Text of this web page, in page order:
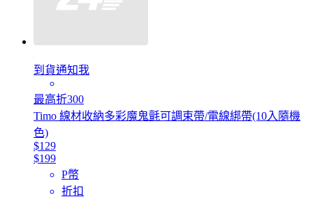
到貨通知我
最高折300
Timo 線材收納多彩魔鬼氈可調束帶/電線綁帶(10入隨機
色)
$129
$199
P幣
折扣